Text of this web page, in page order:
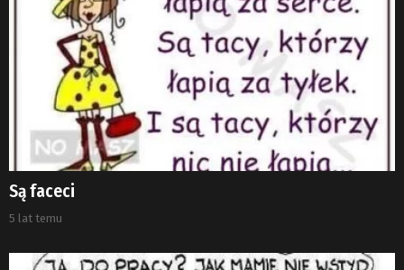
Są faceci
5 lat temu